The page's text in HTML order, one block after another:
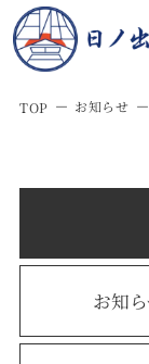
TOP お知らせ
お知